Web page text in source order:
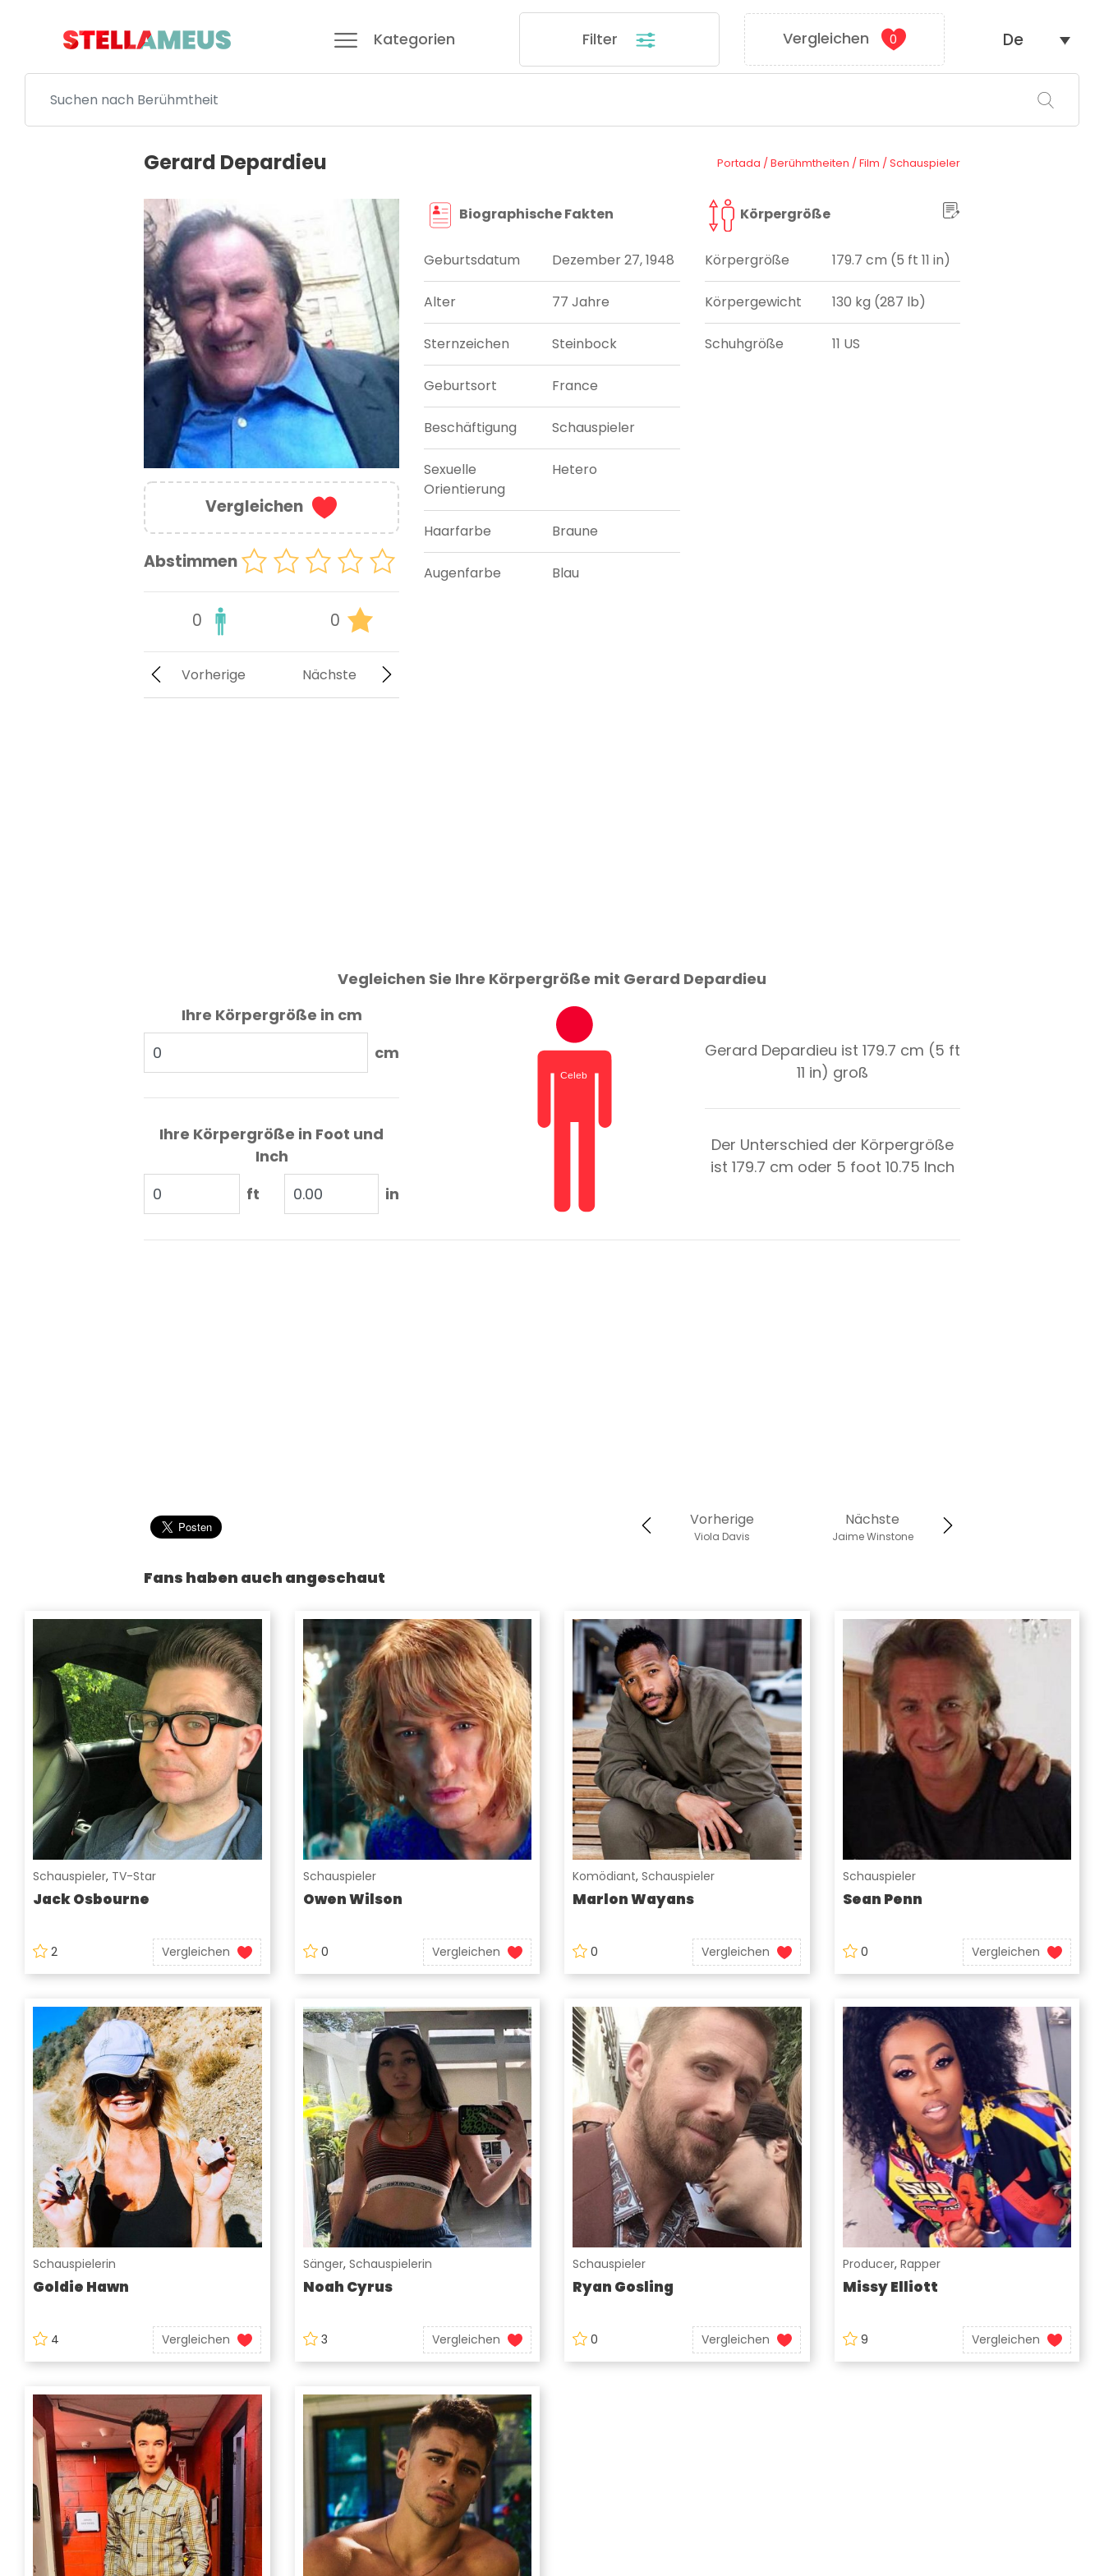
Kategorien Filter Vergleichen 0 De
Gerard Depardieu Portada /Berühmtheiten /Film /Schauspieler
Vergleichen
Abstimmen
0 0
Nächste
Vorherige
Biographische Fakten
Geburtsdatum Dezember 27, 1948
Alter 77 Jahre
Sternzeichen Steinbock
Geburtsort France
Beschäftigung Schauspieler
Sexuelle
Orientierung
Hetero
Haarfarbe Braune
Augenfarbe Blau
Körpergröße
Körpergröße 179.7 cm (5 ft 11 in)
Körpergewicht 130 kg (287 lb)
Schuhgröße 11 US
Vegleichen Sie Ihre Körpergröße mit Gerard Depardieu
Ihre Körpergröße in cm
cm
Ihre Körpergröße in Foot und
Inch
ft
in
Gerard Depardieu ist 179.7 cm (5 ft
11 in) groß
Der Unterschied der Körpergröße
ist 179.7 cm oder 5 foot 10.75 Inch
Nächste
Jaime Winstone
Vorherige
Viola Davis
Fans haben auch angeschaut
Schauspieler, TV-Star
Jack Osbourne
2 Vergleichen
Schauspieler
Owen Wilson
0 Vergleichen
Komödiant, Schauspieler
Marlon Wayans
0 Vergleichen
Schauspieler
Sean Penn
0 Vergleichen
Schauspielerin
Goldie Hawn
4 Vergleichen
Sänger, Schauspielerin
Noah Cyrus
3 Vergleichen
Schauspieler
Ryan Gosling
0 Vergleichen
Producer, Rapper
Missy Elliott
9 Vergleichen